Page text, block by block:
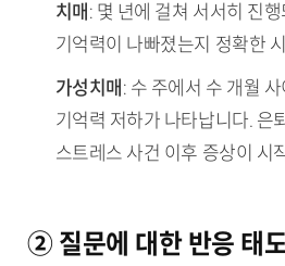
치매 : 몇 년에 걸쳐 서서히 진
기억력이 나빠졌는지 정확한
가성치매 : 수 주에서 수 개월
기억력 저하가 나타납니다. 은
스트레스 사건 이후 증상이 시
② 질문에 대한 반응 태